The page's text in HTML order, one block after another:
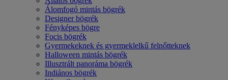
Álomfogó mintás bögrék
Designer bögrék
Fényképes bögre
Focis bögrék
Gyermekeknek és gyermeklelkű felnőtteknek
Halloween mintás bögrék
Illusztrált panoráma bögrék
Indiános bögrék